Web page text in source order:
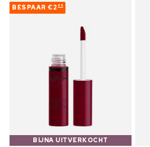
BESPAAR €2 88
BIJNA UITVERKOCHT